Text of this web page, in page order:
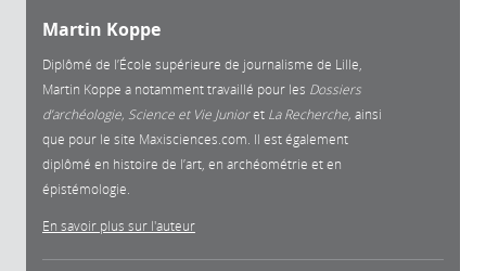
Martin Koppe
Diplômé de l’École supérieure de journalisme de Lille,
Martin Koppe a notamment travaillé pour les Dossiers
d’archéologie, Science et Vie Junioret La Recherche, ainsi
que pour le site Maxisciences.com. Il est également
diplômé en histoire de l’art, en archéométrie et en
épistémologie.
En savoir plus sur l'auteur